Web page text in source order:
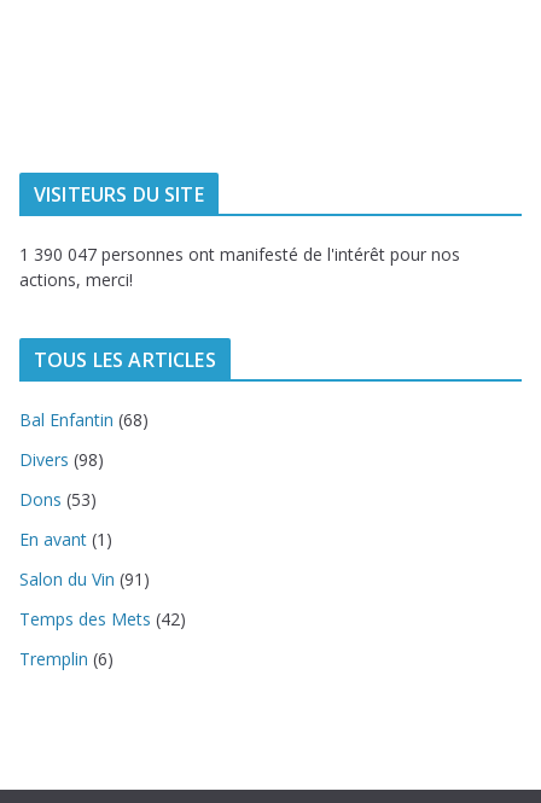
VISITEURS DU SITE
1 390 047 personnes ont manifesté de l'intérêt pour nos
actions, merci!
TOUS LES ARTICLES
Bal Enfantin (68)
Divers (98)
Dons (53)
En avant (1)
Salon du Vin (91)
Temps des Mets (42)
Tremplin (6)